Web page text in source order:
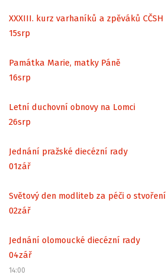
XXXIII. kurz varhaníků a zpěváků CČSH
15srp
Památka Marie, matky Páně
16srp
Letní duchovní obnovy na Lomci
26srp
Jednání pražské diecézní rady
01zář
Světový den modliteb za péči o stvoření
02zář
Jednání olomoucké diecézní rady
04zář
14:00